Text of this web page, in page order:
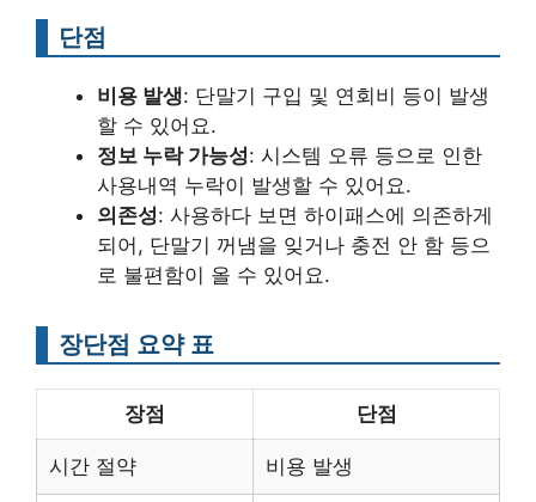
단점
비용 발생: 단말기 구입 및 연회비 등이 발생
할 수 있어요.
정보 누락 가능성: 시스템 오류 등으로 인한
사용내역 누락이 발생할 수 있어요.
의존성: 사용하다 보면 하이패스에 의존하게
되어, 단말기 꺼냄을 잊거나 충전 안 함 등으
로 불편함이 올 수 있어요.
장단점 요약 표
장점 단점
시간 절약 비용 발생